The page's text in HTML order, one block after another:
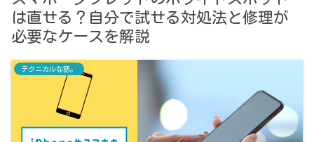
は直せる？自分で試せる対処法と修理が
必要なケースを解説
テクニカルな話。